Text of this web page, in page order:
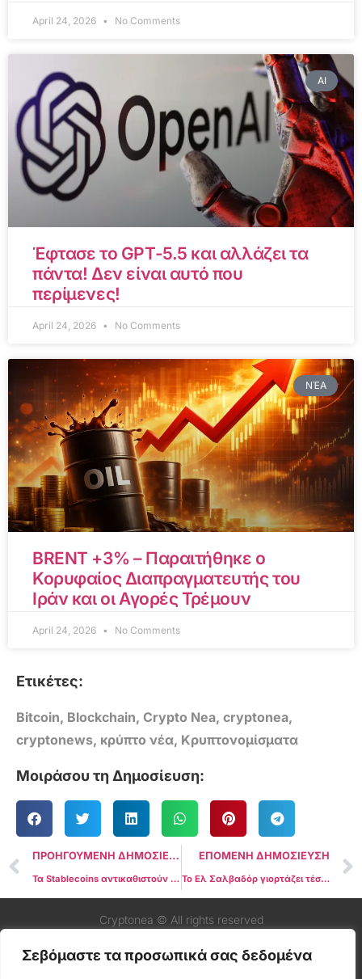
Σεβόμαστε τα προσωπικά σας δεδομένα
April 24, 2026 No Comments
AI
Έφτασε το GPT-5.5 και αλλάζει τα
πάντα! Δεν είναι αυτό που
περίμενες!
April 24, 2026 No Comments
ΝΈΑ
BRENT +3% – Παραιτήθηκε ο
Κορυφαίος Διαπραγματευτής του
Ιράν και οι Αγορές Τρέμουν
April 24, 2026 No Comments
Ετικέτες:
Bitcoin, Blockchain, Crypto Nea, cryptonea,
cryptonews, κρύπτο νέα, Κρυπτονομίσματα
Μοιράσου τη Δημοσίευση:
ΠΡΟΗΓΟΥΜΕΝΗ ΔΗΜΟΣΙΕΥΣΗ
Τα Stablecoins αντικαθιστούν το μπολιβάρ καθώς ο πληθωρισμός στη Βενεζουέλα εκτοξεύεται στο 229%
ΕΠΟΜΕΝΗ ΔΗΜΟΣΙΕΥΣΗ
Το Ελ Σαλβαδόρ γιορτάζει τέσσερα χρόνια από την υιοθέτηση του Bitcoin με ανάμεικτα αποτελέσματα
Cryptonea © All rights reserved